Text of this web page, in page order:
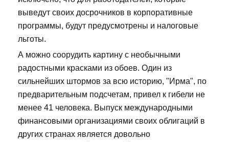
выведут своих досрочников в корпоративные
программы, будут предусмотрены и налоговые
льготы.
А можно соорудить картину с необычными
радостными красками из обоев. Один из
сильнейших штормов за всю историю, "Ирма", по
предварительным подсчетам, привел к гибели не
менее 41 человека. Выпуск международными
финансовыми организациями своих облигаций в
других странах является довольно